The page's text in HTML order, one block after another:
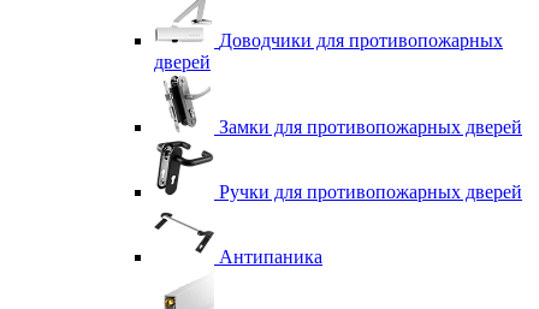
Доводчики для противопожарных
дверей
Замки для противопожарных дверей
Ручки для противопожарных дверей
Антипаника